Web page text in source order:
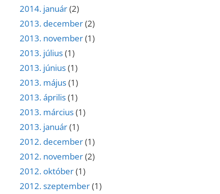
2014. január(2)
2013. december(2)
2013. november(1)
2013. július(1)
2013. június(1)
2013. május(1)
2013. április(1)
2013. március(1)
2013. január(1)
2012. december(1)
2012. november(2)
2012. október(1)
2012. szeptember(1)